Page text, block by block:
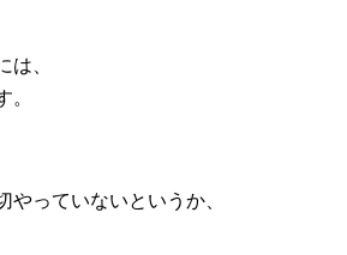
は、
。
やっていないというか、